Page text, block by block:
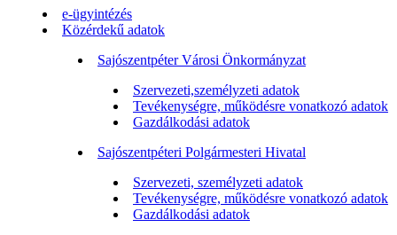
e-ügyintézés
Közérdekű adatok
Sajószentpéter Városi Önkormányzat
Szervezeti,személyzeti adatok
Tevékenységre, működésre vonatkozó adatok
Gazdálkodási adatok
Sajószentpéteri Polgármesteri Hivatal
Szervezeti, személyzeti adatok
Tevékenységre, működésre vonatkozó adatok
Gazdálkodási adatok